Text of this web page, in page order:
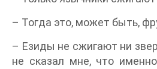
– Тогда это, может быть,
– Езиды не сжигают ни
не сказал мне, что